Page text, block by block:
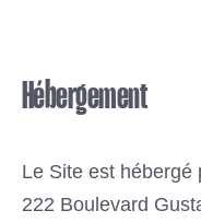
Hébergement
Le Site est hébergé
222 Boulevard